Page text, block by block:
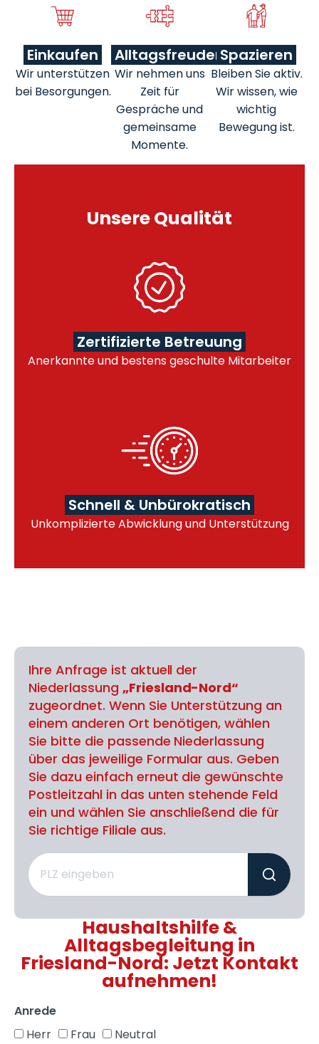
Einkaufen
Wir unterstützen
bei Besorgungen.
Alltagsfreuden
Wir nehmen uns
Zeit für
Gespräche und
gemeinsame
Momente.
Spazieren
Bleiben Sie aktiv.
Wir wissen, wie
wichtig
Bewegung ist.
Unsere Qualität
Zertifizierte Betreuung
Anerkannte und bestens geschulte Mitarbeiter
Schnell & Unbürokratisch
Unkomplizierte Abwicklung und Unterstützung
Ihre Anfrage ist aktuell der
Niederlassung „Friesland-Nord“
zugeordnet. Wenn Sie Unterstützung an
einem anderen Ort benötigen, wählen
Sie bitte die passende Niederlassung
über das jeweilige Formular aus. Geben
Sie dazu einfach erneut die gewünschte
Postleitzahl in das unten stehende Feld
ein und wählen Sie anschließend die für
Sie richtige Filiale aus.
Haushaltshilfe &
Alltagsbegleitung in
Friesland-Nord: Jetzt Kontakt
aufnehmen!
Anrede
Herr
Frau
Neutral